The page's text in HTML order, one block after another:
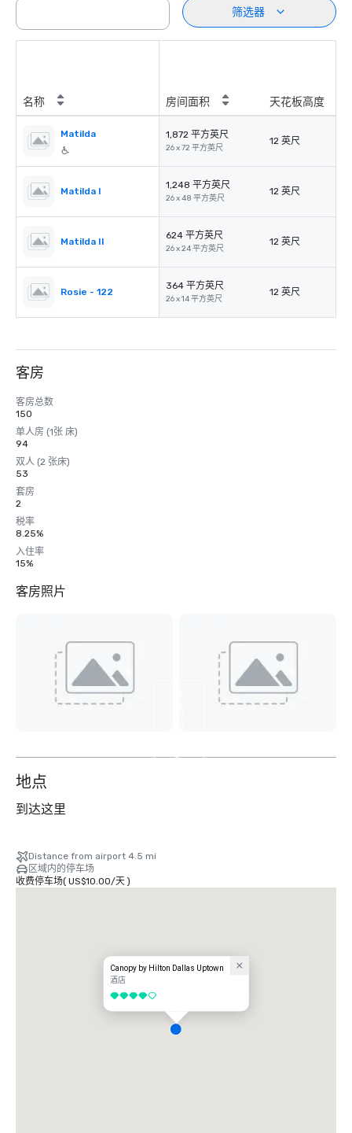
筛选器
名称 房间面积 天花板高度
Matilda 1,872 平方英尺
26 x 72 平方英尺
12 英尺
Matilda I
1,248 平方英尺
26 x 48 平方英尺
12 英尺
Matilda II
624 平方英尺
26 x 24 平方英尺
12 英尺
Rosie - 122
364 平方英尺
26 x 14 平方英尺
12 英尺
客房
客房总数
150
单人房 (1张 床)
94
双人 (2 张床)
53
套房
2
税率
8.25%
入住率
15%
客房照片
6
地点
到达这里
Distance from airport 4.5 mi
区域内的停车场
收费停车场( US$10.00/天)
Canopy by Hilton Dallas Uptown
酒店
4/5